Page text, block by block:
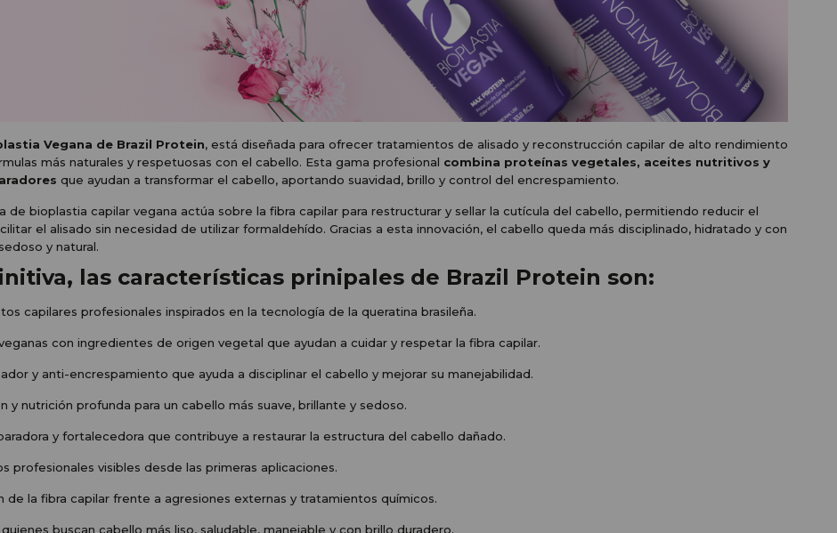
Vegana de Brazil Protein, está diseñada para ofrecer tratamientos de alisado y reconstrucción capilar de alto rendimiento
más naturales y respetuosas con el cabello. Esta gama profesional combina proteínas vegetales, aceites nutritivos y
que ayudan a transformar el cabello, aportando suavidad, brillo y control del encrespamiento.
de bioplastia capilar vegana actúa sobre la fibra capilar para restructurar y sellar la cutícula del cabello, permitiendo reducir el
el alisado sin necesidad de utilizar formaldehído. Gracias a esta innovación, el cabello queda más disciplinado, hidratado y con
y natural.
las características prinipales de Brazil Protein son:
capilares profesionales inspirados en la tecnología de la queratina brasileña.
con ingredientes de origen vegetal que ayudan a cuidar y respetar la fibra capilar.
y anti-encrespamiento que ayuda a disciplinar el cabello y mejorar su manejabilidad.
y nutrición profunda para un cabello más suave, brillante y sedoso.
y fortalecedora que contribuye a restaurar la estructura del cabello dañado.
profesionales visibles desde las primeras aplicaciones.
de la fibra capilar frente a agresiones externas y tratamientos químicos.
buscan cabello más liso, saludable, manejable y con brillo duradero.